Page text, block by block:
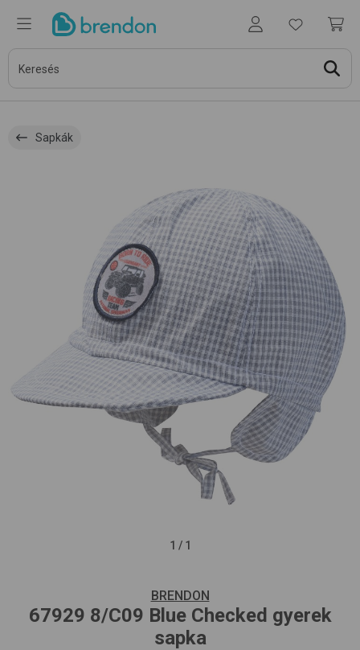
Sapkák
1 / 1
BRENDON
67929 8/C09 Blue Checked gyerek
sapka